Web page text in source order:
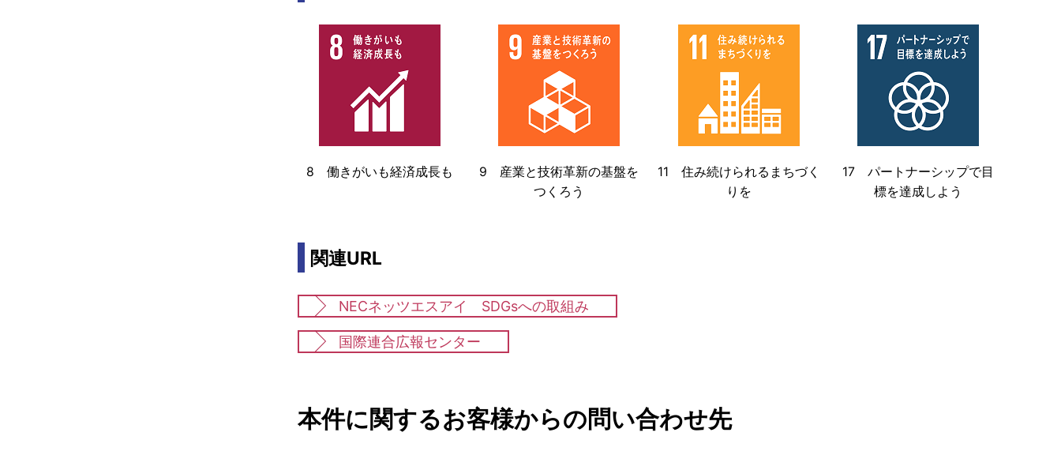
8 働きがいも経済成長も
9 産業と技術革新の基盤を
つくろう
11 住み続けられるまちづく
りを
17 パートナーシップで目
標を達成しよう
関連URL
NECネッツエスアイ SDGsへの取組み
国際連合広報センター
本件に関するお客様からの問い合わせ先